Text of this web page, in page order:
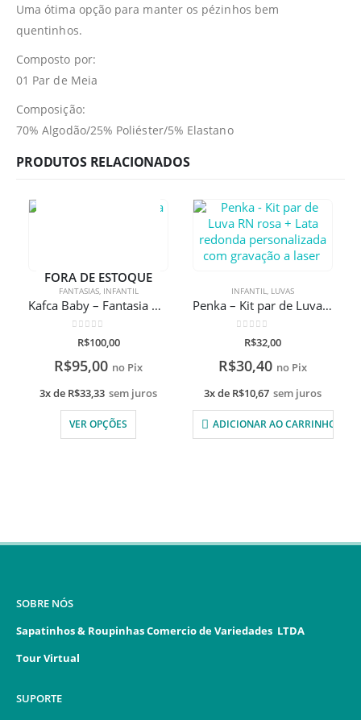
Uma ótima opção para manter os pézinhos bem
quentinhos.
Composto por:
01 Par de Meia
Composição:
70% Algodão/25% Poliéster/5% Elastano
PRODUTOS RELACIONADOS
FORA DE ESTOQUE
FANTASIAS, INFANTIL
Kafca Baby – Fantasia Mickey Tactel
de 5
R$100,00
R$95,00 no Pix
3x de R$33,33 sem juros
VER OPÇÕES
INFANTIL, LUVAS
Penka – Kit par de Luva RN rosa + Lata redonda personalizada com gravação a laser
de 5
R$32,00
R$30,40 no Pix
3x de R$10,67 sem juros
ADICIONAR AO CARRINHO
SOBRE NÓS
Sapatinhos & Roupinhas Comercio de Variedades LTDA
Tour Virtual
SUPORTE